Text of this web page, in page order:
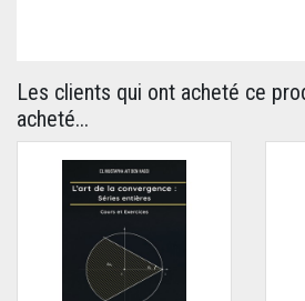
Les clients qui ont acheté ce
acheté...